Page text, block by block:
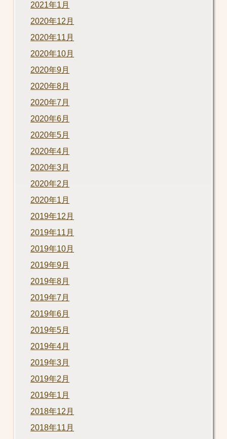
2021年1月
2020年12月
2020年11月
2020年10月
2020年9月
2020年8月
2020年7月
2020年6月
2020年5月
2020年4月
2020年3月
2020年2月
2020年1月
2019年12月
2019年11月
2019年10月
2019年9月
2019年8月
2019年7月
2019年6月
2019年5月
2019年4月
2019年3月
2019年2月
2019年1月
2018年12月
2018年11月